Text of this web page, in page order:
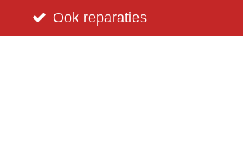
Ook reparaties